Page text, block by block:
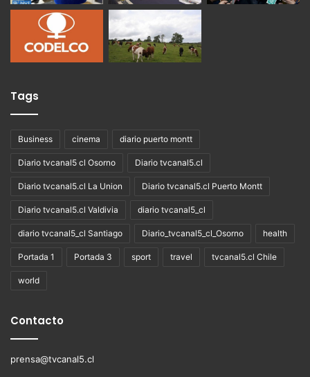
Tags
Business cinema diario puerto montt
Diario tvcanal5 cl Osorno Diario tvcanal5.cl
Diario tvcanal5.cl La Union Diario tvcanal5.cl Puerto Montt
Diario tvcanal5.cl Valdivia diario tvcanal5_cl
diario tvcanal5_cl Santiago Diario_tvcanal5_cl_Osorno health
Portada 1 Portada 3 sport travel tvcanal5.cl Chile
world
Contacto
prensa@tvcanal5.cl